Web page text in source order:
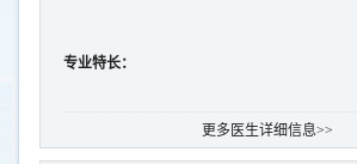
专业特长：
更多医生详细信息>>